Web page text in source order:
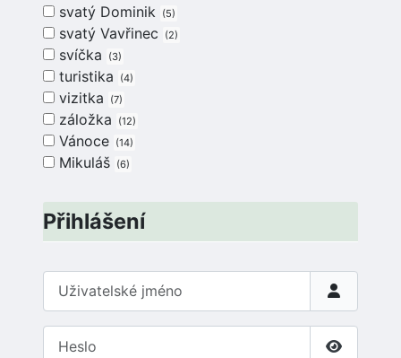
svatý Dominik 5
svatý Vavřinec 2
svíčka 3
turistika 4
vizitka 7
záložka 12
Vánoce 14
Mikuláš 6
Přihlášení
Uživatelské jméno